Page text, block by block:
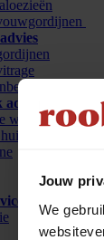
Jouw
We
winkel